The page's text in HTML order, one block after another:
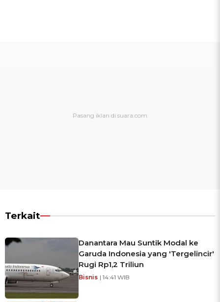
Terkait
Danantara Mau Suntik Modal ke
Garuda Indonesia yang 'Tergelincir'
Rugi Rp1,2 Triliun
Bisnis | 14:41 WIB